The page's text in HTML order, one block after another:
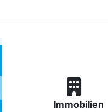
Immobilien